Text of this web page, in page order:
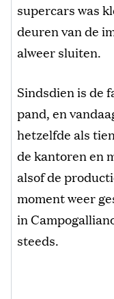
supercars was
deuren van de
alweer sluiten.
Sindsdien is de
pand, en
hetzelfde als
de kantoren en
alsof de
moment weer
in
steeds.